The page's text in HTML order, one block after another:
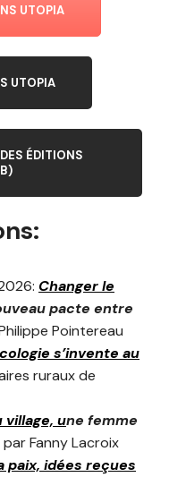
UTOPIA
UTOPIA
ÉDITIONS
Changer le
pacte entre
Pointereau
s’invente au
ruraux de
village, une femme
par Fanny Lacroix
paix, idées reçues